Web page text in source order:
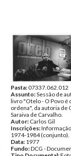
Pasta:07337.062.012
Assunto:Sessão de
livro "Otelo - O Povo é
ordena", da autoria de
Saraiva de Carvalho.
Autor: Carlos Gil
Inscrições:
1974-1984 (conjunto).
Data: 1977
Fundo:DCG -